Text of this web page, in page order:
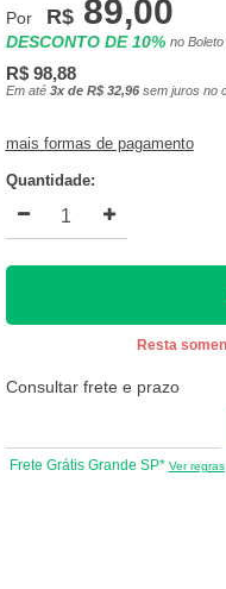
Por R$ 89,00
DESCONTO DE 10% no
R$ 98,88
Em até 3x de R$ 32,96sem juros no
mais formas de pagamento
Quantidade:
Resta
Consultar frete e prazo
Frete Grátis Grande SP* Ver regras